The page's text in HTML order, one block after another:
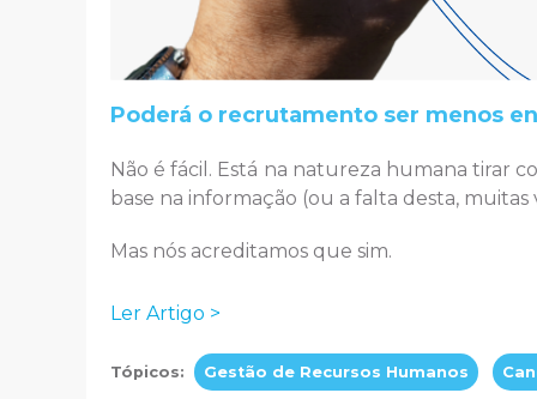
Poderá o recrutamento ser menos
Não é fácil. Está na natureza humana tirar
base na informação (ou a falta desta, muitas
Mas nós acreditamos que sim.
Ler Artigo >
Tópicos: Gestão de Recursos Humanos